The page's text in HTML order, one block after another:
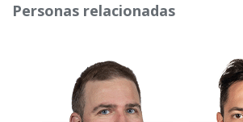
Personas relacionadas